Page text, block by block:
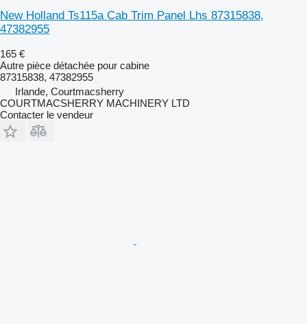
New Holland Ts115a Cab Trim Panel Lhs 87315838,
47382955
165 €
Autre pièce détachée pour cabine
87315838, 47382955
Irlande, Courtmacsherry
COURTMACSHERRY MACHINERY LTD
Contacter le vendeur